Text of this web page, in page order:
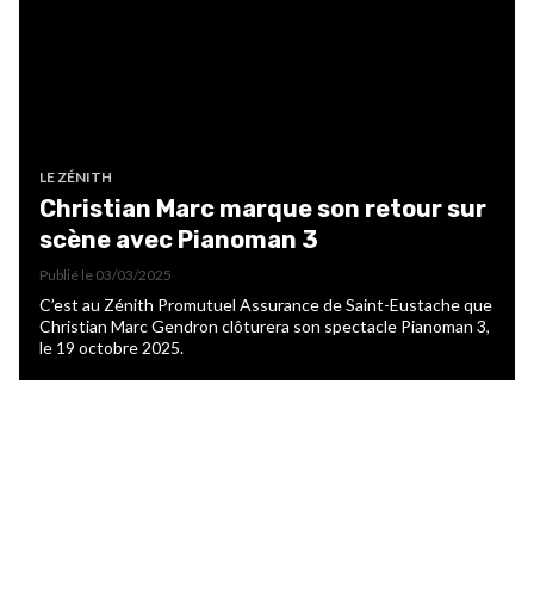
LE ZÉNITH
Christian Marc marque son retour sur
scène avec Pianoman 3
Publié le 03/03/2025
C’est au Zénith Promutuel Assurance de Saint-Eustache que
Christian Marc Gendron clôturera son spectacle Pianoman 3,
le 19 octobre 2025.